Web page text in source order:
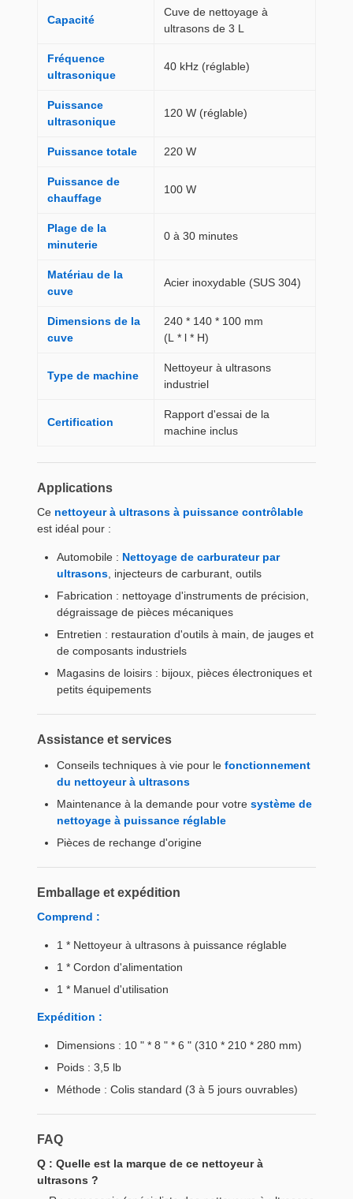
Capacité
Cuve de nettoyage à
ultrasons de 3 L
Fréquence
ultrasonique
40 kHz (réglable)
Puissance
ultrasonique
120 W (réglable)
Puissance totale 220 W
Puissance de
chauffage
100 W
Plage de la
minuterie
0 à 30 minutes
Matériau de la
cuve
Acier inoxydable (SUS 304)
Dimensions de la
cuve
240 * 140 * 100 mm
(L * l * H)
Type de machine
Nettoyeur à ultrasons
industriel
Certification
Rapport d'essai de la
machine inclus
Applications
Ce nettoyeur à ultrasons à puissance contrôlable
est idéal pour :
Automobile : Nettoyage de carburateur par
ultrasons , injecteurs de carburant, outils
Fabrication : nettoyage d'instruments de précision,
dégraissage de pièces mécaniques
Entretien : restauration d'outils à main, de jauges et
de composants industriels
Magasins de loisirs : bijoux, pièces électroniques et
petits équipements
Assistance et services
Conseils techniques à vie pour le fonctionnement
du nettoyeur à ultrasons
Maintenance à la demande pour votre système de
nettoyage à puissance réglable
Pièces de rechange d'origine
Emballage et expédition
Comprend :
1 * Nettoyeur à ultrasons à puissance réglable
1 * Cordon d'alimentation
1 * Manuel d'utilisation
Expédition :
Dimensions : 10 " * 8 " * 6 " (310 * 210 * 280 mm)
Poids : 3,5 lb
Méthode : Colis standard (3 à 5 jours ouvrables)
FAQ
Q : Quelle est la marque de ce nettoyeur à
ultrasons ?